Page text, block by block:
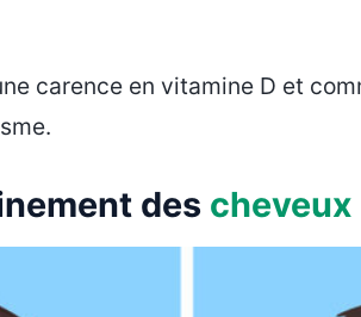
carence en vitamine D et
des cheveux